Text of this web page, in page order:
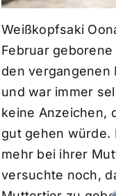
Weißkopfsaki
Februar
den
und war immer
keine Anzeichen,
gut gehen würde.
mehr bei ihrer
versuchte noch,